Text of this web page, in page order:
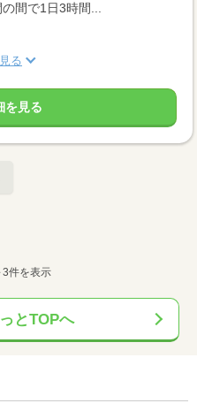
間で1日3時間...
る
を見る
件を表示
とTOPへ